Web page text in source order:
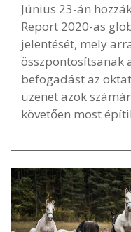
Június 23-án
Report 2020-as
jelentését, mely
összpontosítsanak
befogadást az
üzenet azok
követően most